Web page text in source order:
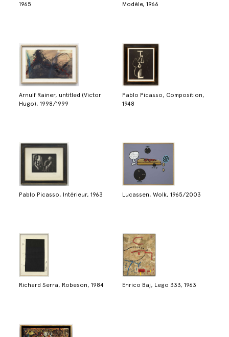
1965
Modèle, 1966
Arnulf Rainer, untitled (Victor
Hugo), 1998/1999
Pablo Picasso, Composition,
1948
Pablo Picasso, Intérieur, 1963 Lucassen, Wolk, 1965/2003
Richard Serra, Robeson, 1984 Enrico Baj, Lego 333, 1963